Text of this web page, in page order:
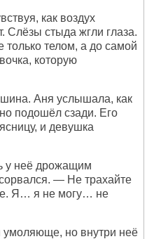
как воздух
Слёзы стыда жгли глаза.
только телом, а до самой
которую
Аня услышала, как
подошёл сзади. Его
и девушка
неё дрожащим
— Не трахайте
Я… я не могу… не
умоляюще, но внутри неё